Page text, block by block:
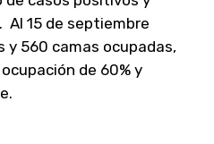
15 de septiembre
560 camas ocupadas,
de 60% y